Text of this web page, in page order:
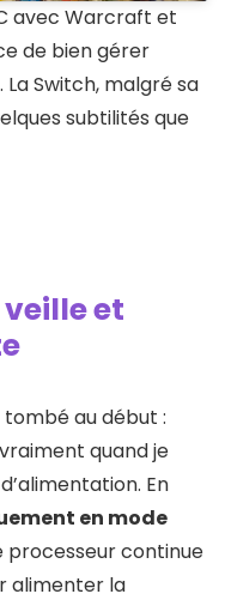
avec Warcraft et
de bien gérer
Switch, malgré sa
subtilités que
et
tombé au début :
quand je
En
en mode
processeur continue
alimenter la